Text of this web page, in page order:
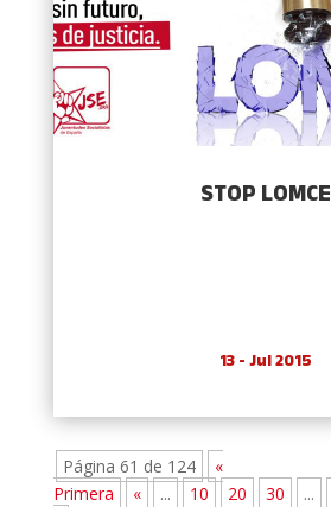
STOP LOMCE
13 - Jul 2015
Página 61 de 124
«
Primera
« ... 10 20 30 ...